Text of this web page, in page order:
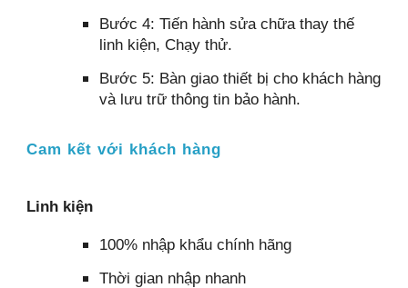
Bước 4: Tiến hành sửa chữa thay thế
linh kiện, Chạy thử.
Bước 5: Bàn giao thiết bị cho khách hàng
và lưu trữ thông tin bảo hành.
Cam kết với khách hàng
Linh kiện
100% nhập khẩu chính hãng
Thời gian nhập nhanh